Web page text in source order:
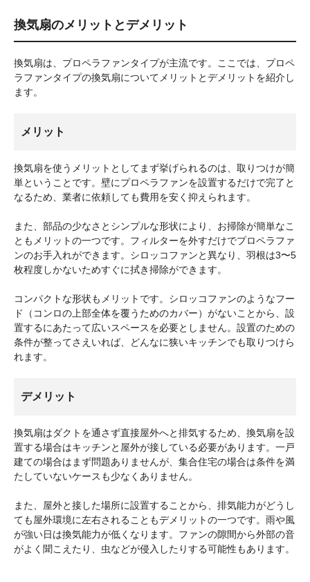
換気扇のメリットとデメリット
換気扇は、プロペラファンタイプが主流です。ここでは、プロペ
ラファンタイプの換気扇についてメリットとデメリットを紹介し
ます。
メリット
換気扇を使うメリットとしてまず挙げられるのは、取りつけが簡
単ということです。壁にプロペラファンを設置するだけで完了と
なるため、業者に依頼しても費用を安く抑えられます。
また、部品の少なさとシンプルな形状により、お掃除が簡単なこ
ともメリットの一つです。フィルターを外すだけでプロペラファ
ンのお手入れができます。シロッコファンと異なり、羽根は3〜5
枚程度しかないためすぐに拭き掃除ができます。
コンパクトな形状もメリットです。シロッコファンのようなフー
ド（コンロの上部全体を覆うためのカバー）がないことから、設
置するにあたって広いスペースを必要としません。設置のための
条件が整ってさえいれば、どんなに狭いキッチンでも取りつけら
れます。
デメリット
換気扇はダクトを通さず直接屋外へと排気するため、換気扇を設
置する場合はキッチンと屋外が接している必要があります。一戸
建ての場合はまず問題ありませんが、集合住宅の場合は条件を満
たしていないケースも少なくありません。
また、屋外と接した場所に設置することから、排気能力がどうし
ても屋外環境に左右されることもデメリットの一つです。雨や風
が強い日は換気能力が低くなります。ファンの隙間から外部の音
がよく聞こえたり、虫などが侵入したりする可能性もあります。